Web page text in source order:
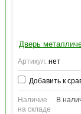
Дверь
Артикул: нет
Добавить к
Наличие
на складе
В